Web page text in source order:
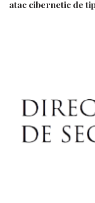
atac cibernetic de